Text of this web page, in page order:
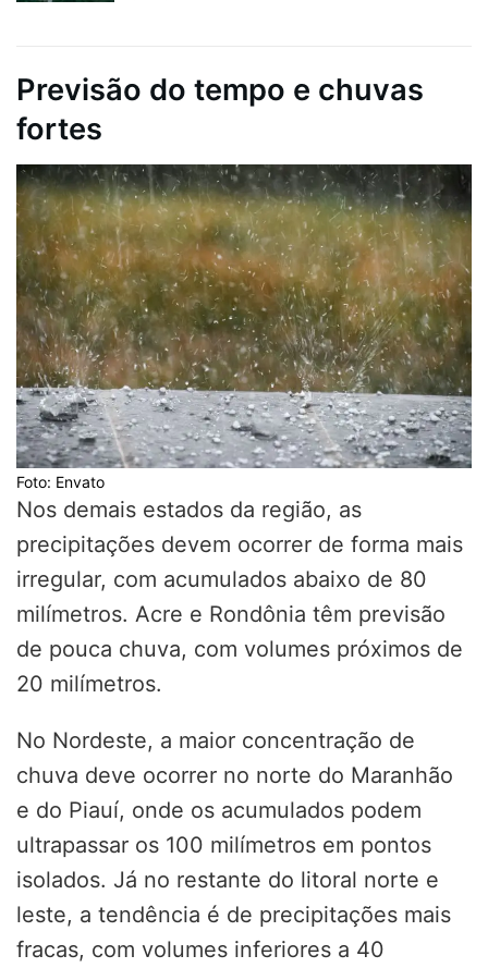
Previsão do tempo e chuvas
fortes
Foto: Envato
Nos demais estados da região, as
precipitações devem ocorrer de forma mais
irregular, com acumulados abaixo de 80
milímetros. Acre e Rondônia têm previsão
de pouca chuva, com volumes próximos de
20 milímetros.
No Nordeste, a maior concentração de
chuva deve ocorrer no norte do Maranhão
e do Piauí, onde os acumulados podem
ultrapassar os 100 milímetros em pontos
isolados. Já no restante do litoral norte e
leste, a tendência é de precipitações mais
fracas, com volumes inferiores a 40